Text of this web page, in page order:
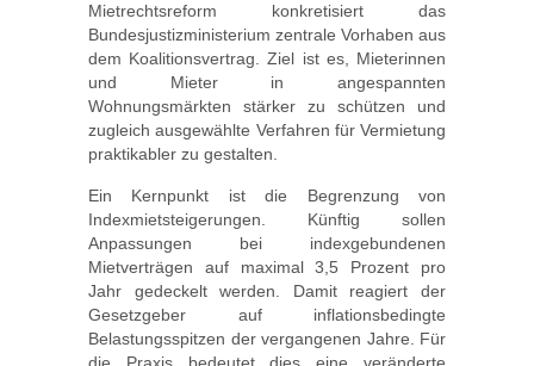
Mietrechtsreform konkretisiert das
Bundesjustizministerium zentrale Vorhaben aus
dem Koalitionsvertrag. Ziel ist es, Mieterinnen
und Mieter in angespannten
Wohnungsmärkten stärker zu schützen und
zugleich ausgewählte Verfahren für Vermietung
praktikabler zu gestalten.
Ein Kernpunkt ist die Begrenzung von
Indexmietsteigerungen. Künftig sollen
Anpassungen bei indexgebundenen
Mietverträgen auf maximal 3,5 Prozent pro
Jahr gedeckelt werden. Damit reagiert der
Gesetzgeber auf inflationsbedingte
Belastungsspitzen der vergangenen Jahre. Für